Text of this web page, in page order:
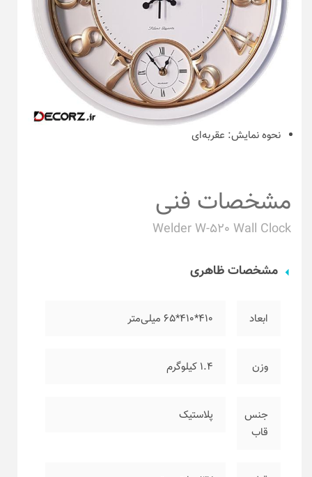
نحوه نمایش: عقربه‌ای
مشخصات فنی
Welder W-520 Wall Clock
مشخصات ظاهری
ابعاد ۴۱۰*۴۱۰*۶۵ میلی‌متر
وزن ۱.۴ کیلوگرم
جنس
قاب
پلاستیک